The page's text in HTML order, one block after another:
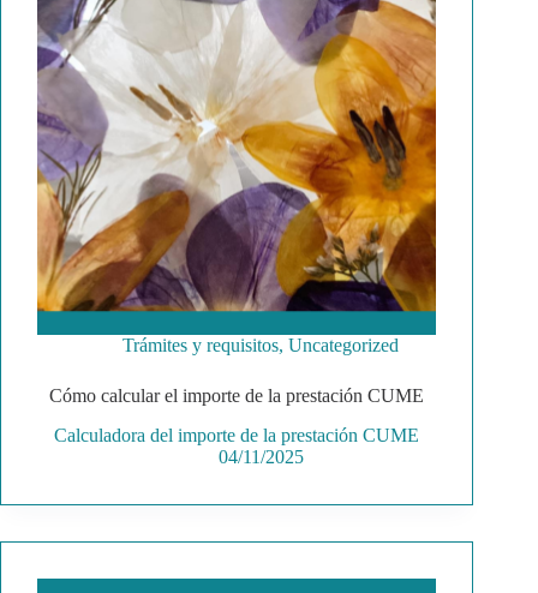
Trámites y requisitos,Uncategorized
Cómo calcular el importe de la prestación CUME
Calculadora del importe de la prestación CUME
04/11/2025